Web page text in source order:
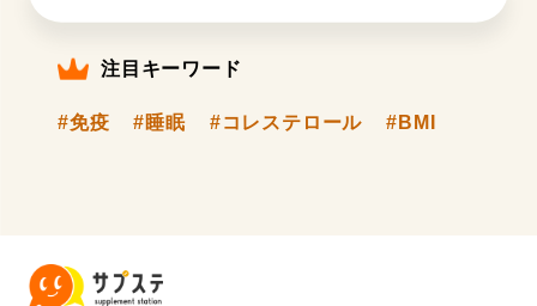
注目キーワード
#免疫 #睡眠 #コレステロール #BMI